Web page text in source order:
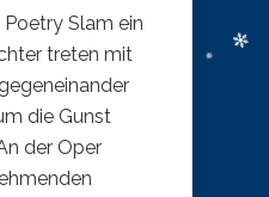
Slam ein
treten mit
die Gunst
der Oper